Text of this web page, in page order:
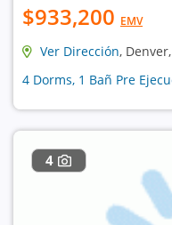
$933,200 EMV
Ver Dirección,
4 Dorms, 1 Bañ Pre
4